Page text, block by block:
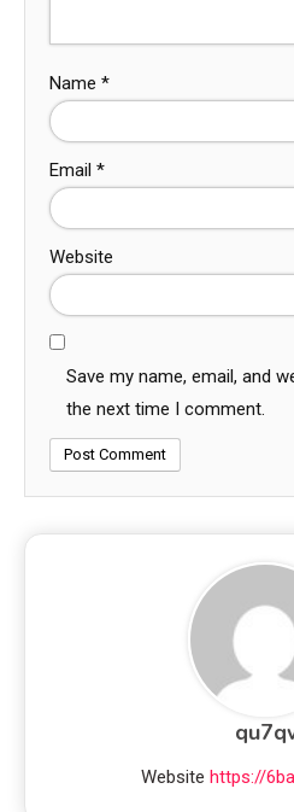
Name *
Email *
Website
Save my name, email, and
the next time I comment.
Website https://